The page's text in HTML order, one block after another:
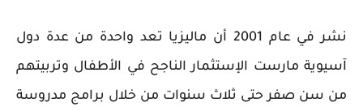
نشر في عام 2001 أن ماليزيا تعد واحدة من عدة دول
آسيوية مارست الإستثمار الناجح في الأطفال وتربيتهم
من سن صفر حتى ثلاث سنوات من خلال برامج مدروسة